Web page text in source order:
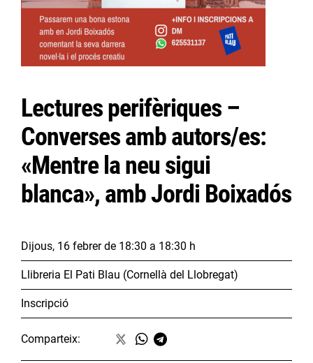
Lectures perifèriques –
Converses amb autors/es:
«Mentre la neu sigui
blanca», amb Jordi Boixadós
Dijous, 16 febrerde 18:30 a 18:30 h
Llibreria El Pati Blau (Cornellà del Llobregat)
Inscripció
Comparteix: